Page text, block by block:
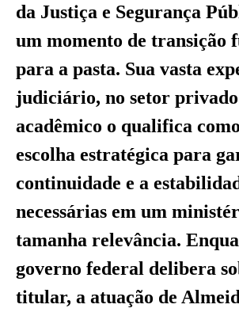
da Justiça e Segurança
um momento de transição
para a pasta. Sua vasta
judiciário, no setor privado
acadêmico o qualifica
escolha estratégica para
continuidade e a
necessárias em um
tamanha relevância.
governo federal delibera
titular, a atuação de